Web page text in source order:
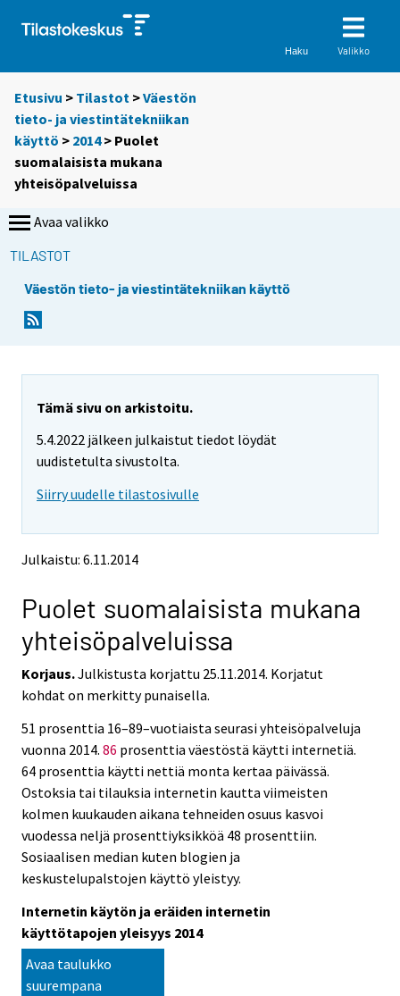
Haku Valikko
Etusivu > Tilastot >Väestön
tieto- ja viestintätekniikan
käyttö > 2014> Puolet
suomalaisista mukana
yhteisöpalveluissa
Avaa valikko
TILASTOT
Väestön tieto- ja viestintätekniikan käyttö
Tämä sivu on arkistoitu.
5.4.2022 jälkeen julkaistut tiedot löydät
uudistetulta sivustolta.
Siirry uudelle tilastosivulle
Julkaistu: 6.11.2014
Puolet suomalaisista mukana
yhteisöpalveluissa
Korjaus.Julkistusta korjattu 25.11.2014. Korjatut
kohdat on merkitty punaisella.
51 prosenttia 16–89–vuotiaista seurasi yhteisöpalveluja
vuonna 2014. 86 prosenttia väestöstä käytti internetiä.
64 prosenttia käytti nettiä monta kertaa päivässä.
Ostoksia tai tilauksia internetin kautta viimeisten
kolmen kuukauden aikana tehneiden osuus kasvoi
vuodessa neljä prosenttiyksikköä 48 prosenttiin.
Sosiaalisen median kuten blogien ja
keskustelupalstojen käyttö yleistyy.
Internetin käytön ja eräiden internetin
käyttötapojen yleisyys 2014
Avaa taulukko
suurempana